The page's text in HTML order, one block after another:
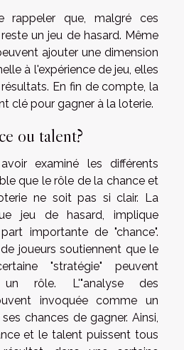
rappeler que, malgré ces
un jeu de hasard. Même
ajouter une dimension
à l'expérience de jeu, elles
En fin de compte, la
clé pour gagner à la loterie.
ou talent?
examiné les différents
que le rôle de la chance et
ne soit pas si clair. La
jeu de hasard, implique
importante de "chance".
joueurs soutiennent que le
"stratégie" peuvent
rôle. L'"analyse des
invoquée comme un
chances de gagner. Ainsi,
et le talent puissent tous